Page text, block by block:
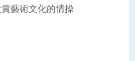
藝術文化的情操